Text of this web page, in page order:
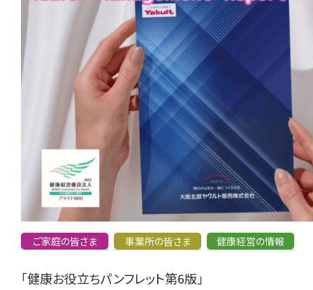
ご家庭の皆さま 事業所の皆さま 健康経営の情報
「健康お役立ちパンフレット第6版」